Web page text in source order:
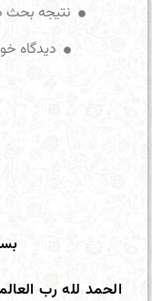
نتیجه بحث
دیدگاه‌
الحمد لله رب